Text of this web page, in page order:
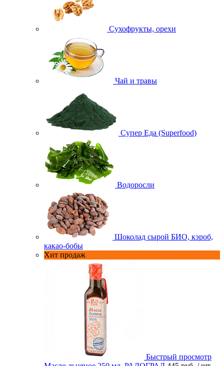
Сухофрукты, орехи
Чай и травы
Супер Еда (Superfood)
Водоросли
Шоколад сырой БИО, кэроб,
какао-бобы
Хит продаж
Быстрый просмотр